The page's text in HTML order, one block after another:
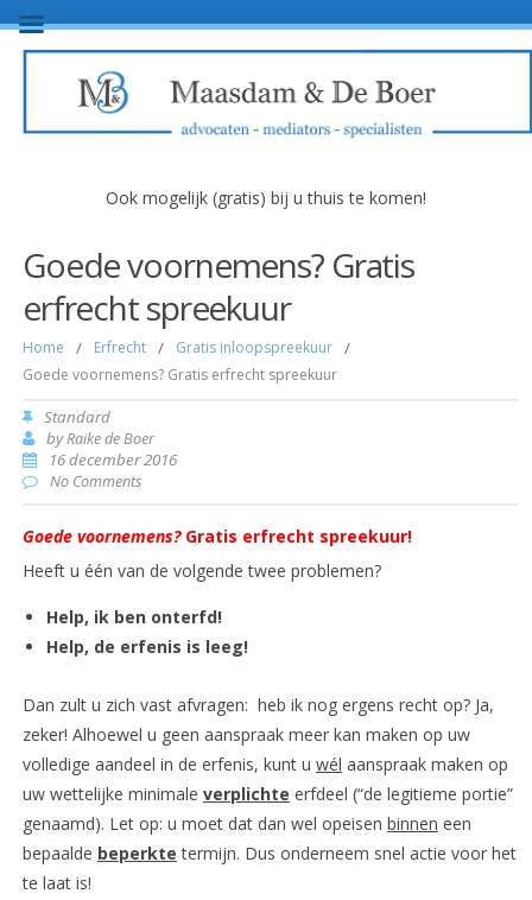
Ook mogelijk (gratis) bij u thuis te komen!
Goede voornemens? Gratis
erfrecht spreekuur
Home / Erfrecht / Gratis inloopspreekuur /
Goede voornemens? Gratis erfrecht spreekuur
Standard
byRaike de Boer
16 december 2016
No Comments
Goede voornemens? Gratis erfrecht spreekuur!
Heeft u één van de volgende twee problemen?
Help, ik ben onterfd!
Help, de erfenis is leeg!
Dan zult u zich vast afvragen: heb ik nog ergens recht op? Ja,
zeker! Alhoewel u geen aanspraak meer kan maken op uw
volledige aandeel in de erfenis, kunt u wél aanspraak maken op
uw wettelijke minimale verplichte erfdeel (“de legitieme portie”
genaamd). Let op: u moet dat dan wel opeisen binnen een
bepaalde beperkte termijn. Dus onderneem snel actie voor het
te laat is!